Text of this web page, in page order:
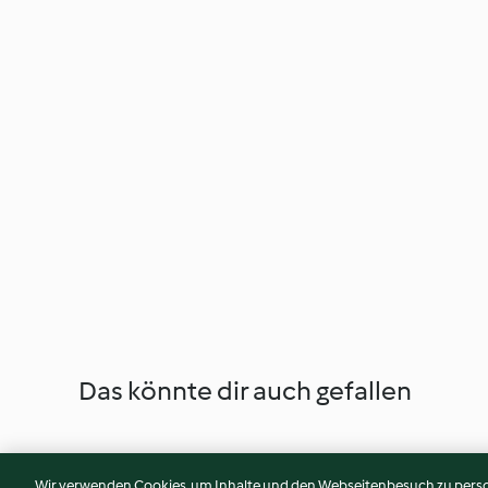
Das könnte dir auch gefallen